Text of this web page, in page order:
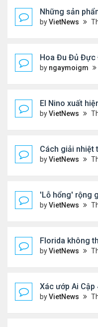
Những sản
byVietNews Thứ 5
Hoa Đu Đủ Đực
by ngaymoigm
El Nino xuất
byVietNews Thứ 5
Cách giải nhiệt
byVietNews Thứ 5
'Lỗ hổng' rộng
byVietNews Thứ 3
Florida không
byVietNews Thứ 4
Xác ướp Ai Cập
byVietNews Thứ 6